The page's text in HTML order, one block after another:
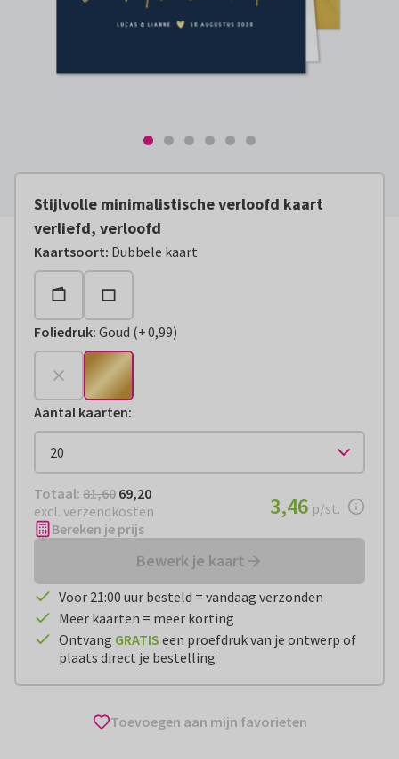
Stijlvolle minimalistische verloofd kaart
verliefd, verloofd
Kaartsoort: Dubbele kaart
Foliedruk: Goud (
+€ 0,99
+0,99)
Aantal kaarten:
Totaal: € 69,20
Totaal: 81,60 69,20
excl. verzendkosten
€ 3,46per stuk
3,46 p/st.
Bereken je prijs
Bewerk je kaart
Voor 21:00 uur besteld = vandaag verzonden
Meer kaarten = meer korting
Ontvang GRATIS een proefdruk van je ontwerp of
plaats direct je bestelling
Toevoegen aan mijn favorieten